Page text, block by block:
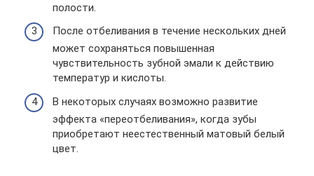
полости.
После отбеливания в течение нескольких дней
может сохраняться повышенная
чувствительность зубной эмали к действию
температур и кислоты.
В некоторых случаях возможно развитие
эффекта «переотбеливания», когда зубы
приобретают неестественный матовый белый
цвет.